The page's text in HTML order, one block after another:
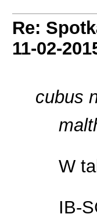
Re:
11-02-
cubus
W
IB-